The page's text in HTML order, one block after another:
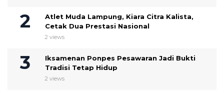
Atlet Muda Lampung, Kiara Citra Kalista,
Cetak Dua Prestasi Nasional
2 views
Iksamenan Ponpes Pesawaran Jadi Bukti
Tradisi Tetap Hidup
2 views